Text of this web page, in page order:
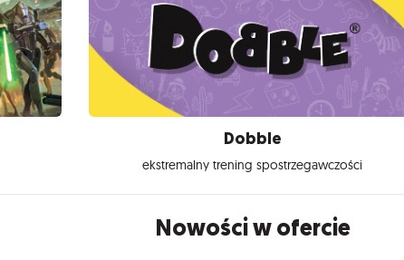
Dobble
ekstremalny trening spostrzegawczości
Nowości w ofercie